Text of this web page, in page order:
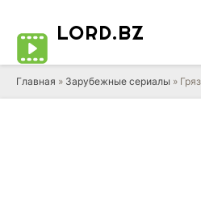
LORD.BZ
Главная » Зарубежные сериалы »